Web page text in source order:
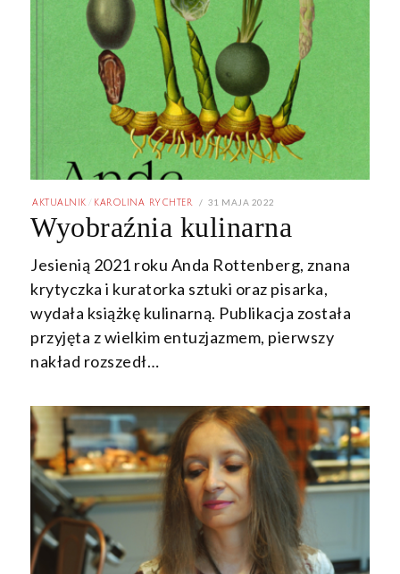
AKTUALNIK KAROLINA RYCHTER
POSTED
31 MAJA 2022
2022
Wyobraźnia kulinarna
Jesienią 2021 roku Anda Rottenberg, znana
krytyczka i kuratorka sztuki oraz pisarka,
wydała książkę kulinarną. Publikacja została
przyjęta z wielkim entuzjazmem, pierwszy
nakład rozszedł…